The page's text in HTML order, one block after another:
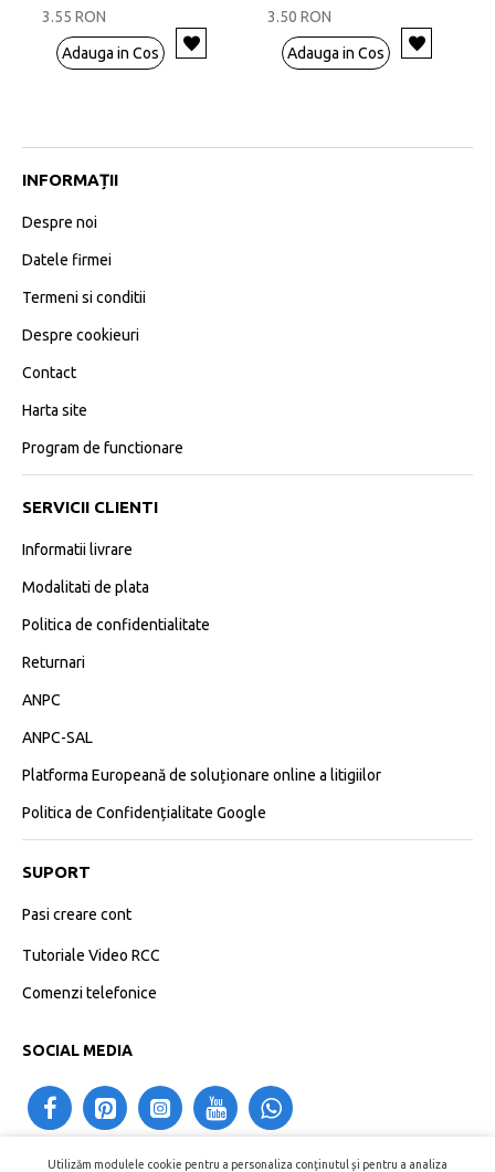
Utilizăm modulele cookie pentru a personaliza conținutul și pentru a analiza
3.55 RON
Adauga in Cos
3.50 RON
Adauga in Cos
INFORMAȚII
Despre noi
Datele firmei
Termeni si conditii
Despre cookieuri
Contact
Harta site
Program de functionare
SERVICII CLIENTI
Informatii livrare
Modalitati de plata
Politica de confidentialitate
Returnari
ANPC
ANPC-SAL
Platforma Europeană de soluționare online a litigiilor
Politica de Confidențialitate Google
SUPORT
Pasi creare cont
Tutoriale Video RCC
Comenzi telefonice
SOCIAL MEDIA